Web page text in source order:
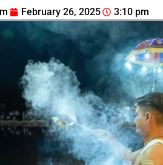
February 26, 2025 3:10 pm